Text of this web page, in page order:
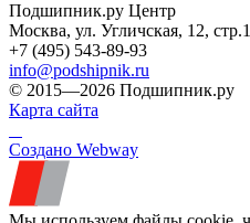
Подшипник.ру Центр
Москва, ул. Угличская, 12, стр.1
+7 (495) 543-89-93
info@podshipnik.ru
© 2015—2026 Подшипник.ру
Карта сайта
Создано Webway